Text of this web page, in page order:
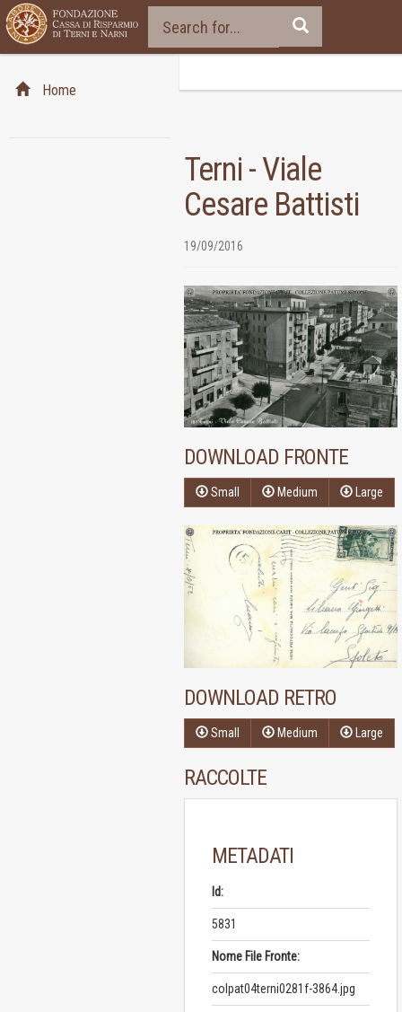
Home
Terni - Viale
Cesare Battisti
19/09/2016
DOWNLOAD FRONTE
Small Medium Large
DOWNLOAD RETRO
Small Medium Large
RACCOLTE
METADATI
Id:
5831
Nome File Fronte:
colpat04terni0281f-3864.jpg